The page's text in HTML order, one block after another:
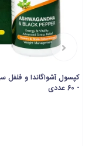
کپسول آشواگاندا و فلفل
- 60 عددی